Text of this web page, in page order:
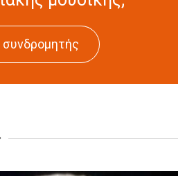
συνδρομητής